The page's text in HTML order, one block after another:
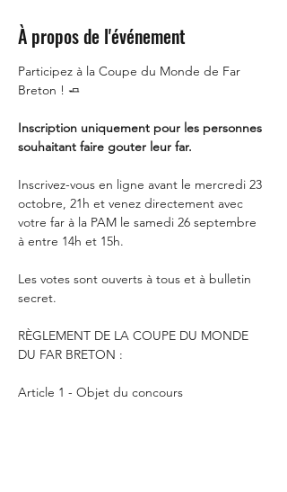
À propos de l'événement
Participez à la Coupe du Monde de Far
Breton ! 🧈
Inscription uniquement pour les personnes
souhaitant faire gouter leur far.
Inscrivez-vous en ligne avant le mercredi 23
octobre, 21h et venez directement avec
votre far à la PAM le samedi 26 septembre
à entre 14h et 15h.
Les votes sont ouverts à tous et à bulletin
secret.
RÈGLEMENT DE LA COUPE DU MONDE
DU FAR BRETON :
Article 1 - Objet du concours